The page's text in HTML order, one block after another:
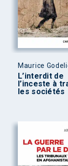
Maurice
L’interdit de
l’inceste à
les sociétés